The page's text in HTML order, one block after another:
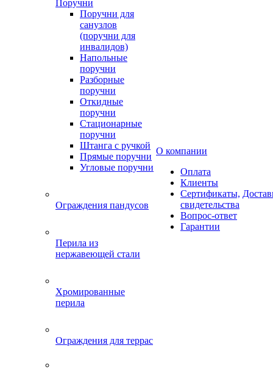
Поручни
Поручни для
санузлов
(поручни для
инвалидов)
Напольные
поручни
Разборные
поручни
Откидные
поручни
Стационарные
поручни
Штанга с ручкой
Прямые поручни
Угловые поручни
Ограждения пандусов
Перила из
нержавеющей стали
Хромированные
перила
Ограждения для террас
О компании
Оплата
Клиенты
Сертификаты,
свидетельства
Вопрос-ответ
Гарантии